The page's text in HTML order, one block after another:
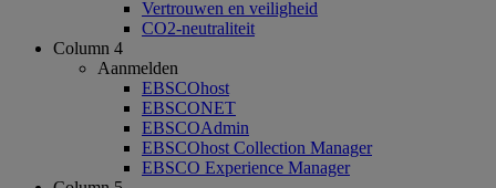
Vertrouwen en veiligheid
CO2-neutraliteit
Column 4
Aanmelden
EBSCOhost
EBSCONET
EBSCOAdmin
EBSCOhost Collection Manager
EBSCO Experience Manager